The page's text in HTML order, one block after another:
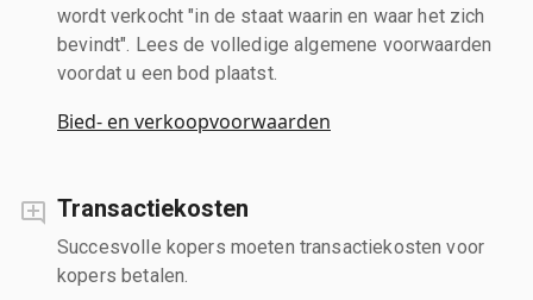
wordt verkocht "in de staat waarin en waar het zich
bevindt". Lees de volledige algemene voorwaarden
voordat u een bod plaatst.
Bied- en verkoopvoorwaarden
Transactiekosten
Succesvolle kopers moeten transactiekosten voor
kopers betalen.